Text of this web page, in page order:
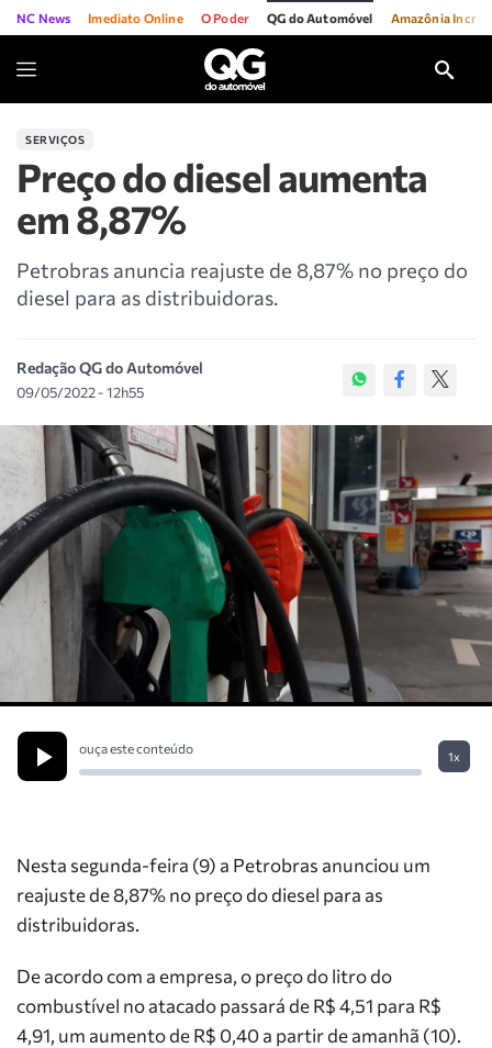
NC News Imediato Online O Poder QG do Automóvel Amazônia
SERVIÇOS
Preço do diesel aumenta
em 8,87%
Petrobras anuncia reajuste de 8,87% no preço do
diesel para as distribuidoras.
Redação QG do Automóvel
09/05/2022 - 12h55
ouça este conteúdo
1x
Nesta segunda-feira (9) a Petrobras anunciou um
reajuste de 8,87% no preço do diesel para as
distribuidoras.
De acordo com a empresa, o preço do litro do
combustível no atacado passará de R$ 4,51 para R$
4,91, um aumento de R$ 0,40 a partir de amanhã (10).